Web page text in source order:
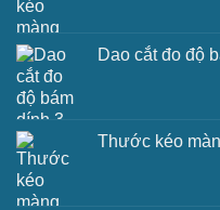
Dao cắt đo độ
Thước kéo